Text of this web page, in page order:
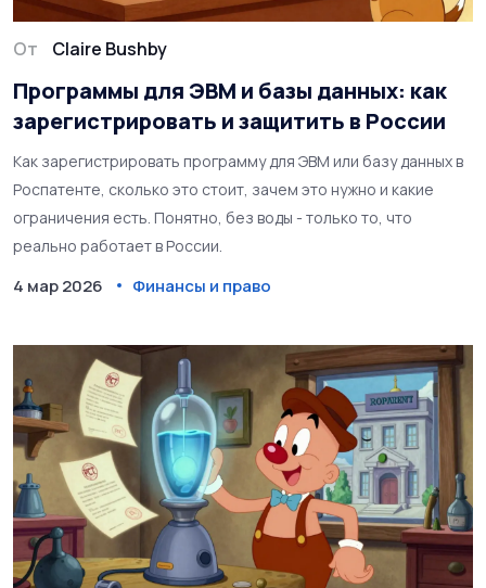
От Claire Bushby
Программы для ЭВМ и базы данных: как
зарегистрировать и защитить в России
Как зарегистрировать программу для ЭВМ или базу данных в
Роспатенте, сколько это стоит, зачем это нужно и какие
ограничения есть. Понятно, без воды - только то, что
реально работает в России.
4 мар 2026 Финансы и право